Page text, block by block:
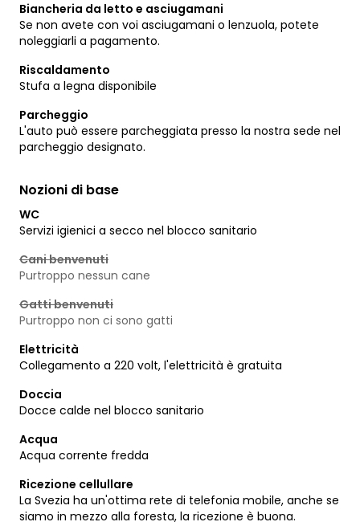
Biancheria da letto e asciugamani
Se non avete con voi asciugamani o lenzuola, potete
noleggiarli a pagamento.
Riscaldamento
Stufa a legna disponibile
Parcheggio
L'auto può essere parcheggiata presso la nostra sede nel
parcheggio designato.
Nozioni di base
WC
Servizi igienici a secco nel blocco sanitario
Cani benvenuti
Purtroppo nessun cane
Gatti benvenuti
Purtroppo non ci sono gatti
Elettricità
Collegamento a 220 volt, l'elettricità è gratuita
Doccia
Docce calde nel blocco sanitario
Acqua
Acqua corrente fredda
Ricezione cellullare
La Svezia ha un'ottima rete di telefonia mobile, anche se
siamo in mezzo alla foresta, la ricezione è buona.